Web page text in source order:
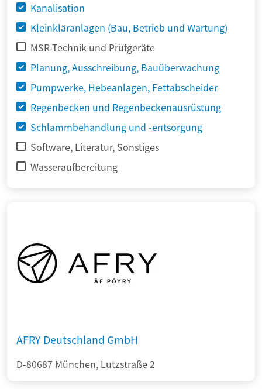
Kanalisation
Kleinkläranlagen (Bau, Betrieb und Wartung)
MSR-Technik und Prüfgeräte
Planung, Ausschreibung, Bauüberwachung
Pumpwerke, Hebeanlagen, Fettabscheider
Regenbecken und Regenbeckenausrüstung
Schlammbehandlung und -entsorgung
Software, Literatur, Sonstiges
Wasseraufbereitung
AFRY Deutschland GmbH
D-80687 München, Lutzstraße 2